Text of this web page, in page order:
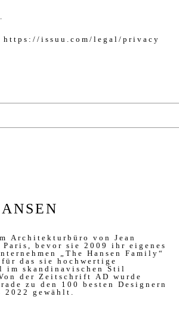
https://issuu.com/legal/privacy
2022 gewählt.